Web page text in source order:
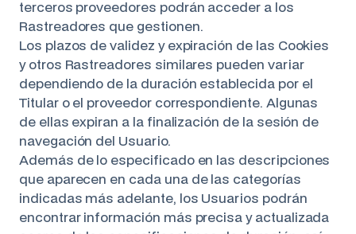
terceros proveedores podrán acceder a los
Rastreadores que gestionen.
Los plazos de validez y expiración de las Cookies
y otros Rastreadores similares pueden variar
dependiendo de la duración establecida por el
Titular o el proveedor correspondiente. Algunas
de ellas expiran a la finalización de la sesión de
navegación del Usuario.
Además de lo especificado en las descripciones
que aparecen en cada una de las categorías
indicadas más adelante, los Usuarios podrán
encontrar información más precisa y actualizada